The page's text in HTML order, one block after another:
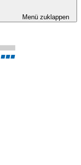
Menü zuklappen